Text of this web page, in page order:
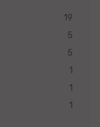
19
5
5
1
1
1